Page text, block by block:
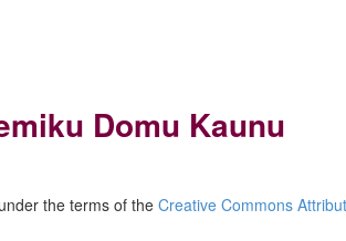
Domu Kaunu
the terms of the Creative Commons